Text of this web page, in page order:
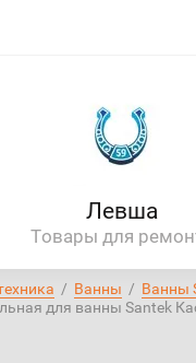
Левша
Товары для
  /
Ванны
  /
Ванны
для ванны Santek